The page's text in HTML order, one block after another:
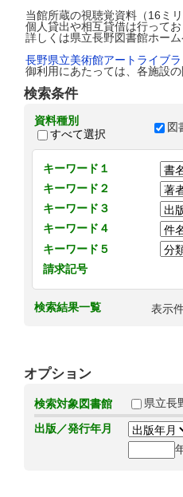
当館所蔵の視聴覚資料（16ミ
個人貸出や相互貸借は行って
詳しくは県立長野図書館ホー
長野県立美術館アートライブ
御利用にあたっては、各施設
検索条件
資料種別
すべて選択
図
キーワード１
キーワード２
キーワード３
キーワード４
キーワード５
請求記号
検索結果一覧 表示
オプション
検索対象図書館 県立長
出版／発行年月